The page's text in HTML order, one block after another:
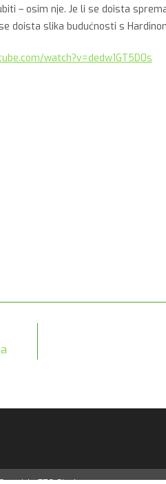
– osim nje. Je li se doista
doista slika budućnosti s
watch?v=dedw1GT5D0s